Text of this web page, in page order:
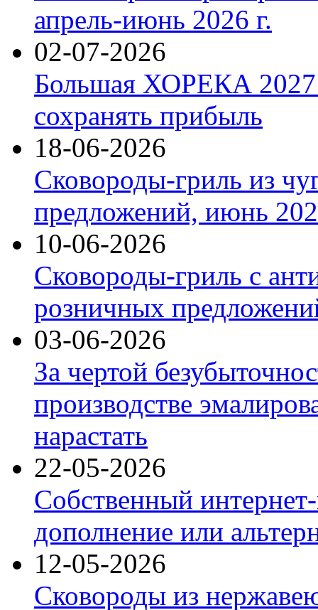
апрель-июнь 2026 г.
02-07-2026
Большая ХОРЕКА 2027:
сохранять прибыль
18-06-2026
Сковороды-гриль из
предложений, июнь
10-06-2026
Сковороды-гриль с
розничных
03-06-2026
За чертой
производстве
нарастать
22-05-2026
Собственный
дополнение или
12-05-2026
Сковороды из